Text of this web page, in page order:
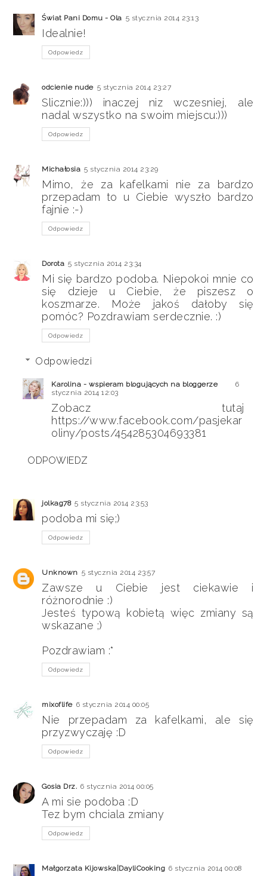
Świat Pani Domu - Ola 5 stycznia 2014 23:13
Idealnie!
Odpowiedz
odcienie nude 5 stycznia 2014 23:27
Slicznie:))) inaczej niz wczesniej, ale
nadal wszystko na swoim miejscu:)))
Odpowiedz
Michałosia 5 stycznia 2014 23:29
Mimo, że za kafelkami nie za bardzo
przepadam to u Ciebie wyszło bardzo
fajnie :-)
Odpowiedz
Dorota 5 stycznia 2014 23:34
Mi się bardzo podoba. Niepokoi mnie co
się dzieje u Ciebie, że piszesz o
koszmarze. Może jakoś dałoby się
pomóc? Pozdrawiam serdecznie. :)
Odpowiedz
Odpowiedzi
Karolina - wspieram blogujących na bloggerze
6
stycznia 2014 12:03
Zobacz tutaj
https://www.facebook.com/pasjekar
oliny/posts/454285304693381
ODPOWIEDZ
jolkag78 5 stycznia 2014 23:53
podoba mi się;)
Odpowiedz
Unknown 5 stycznia 2014 23:57
Zawsze u Ciebie jest ciekawie i
różnorodnie :)
Jesteś typową kobietą więc zmiany są
wskazane ;)
Pozdrawiam :*
Odpowiedz
mixoflife 6 stycznia 2014 00:05
Nie przepadam za kafelkami, ale się
przyzwyczaję :D
Odpowiedz
Gosia Drz. 6 stycznia 2014 00:05
A mi sie podoba :D
Tez bym chciala zmiany
Odpowiedz
Małgorzata Kijowska|DayliCooking 6 stycznia 2014 00:08